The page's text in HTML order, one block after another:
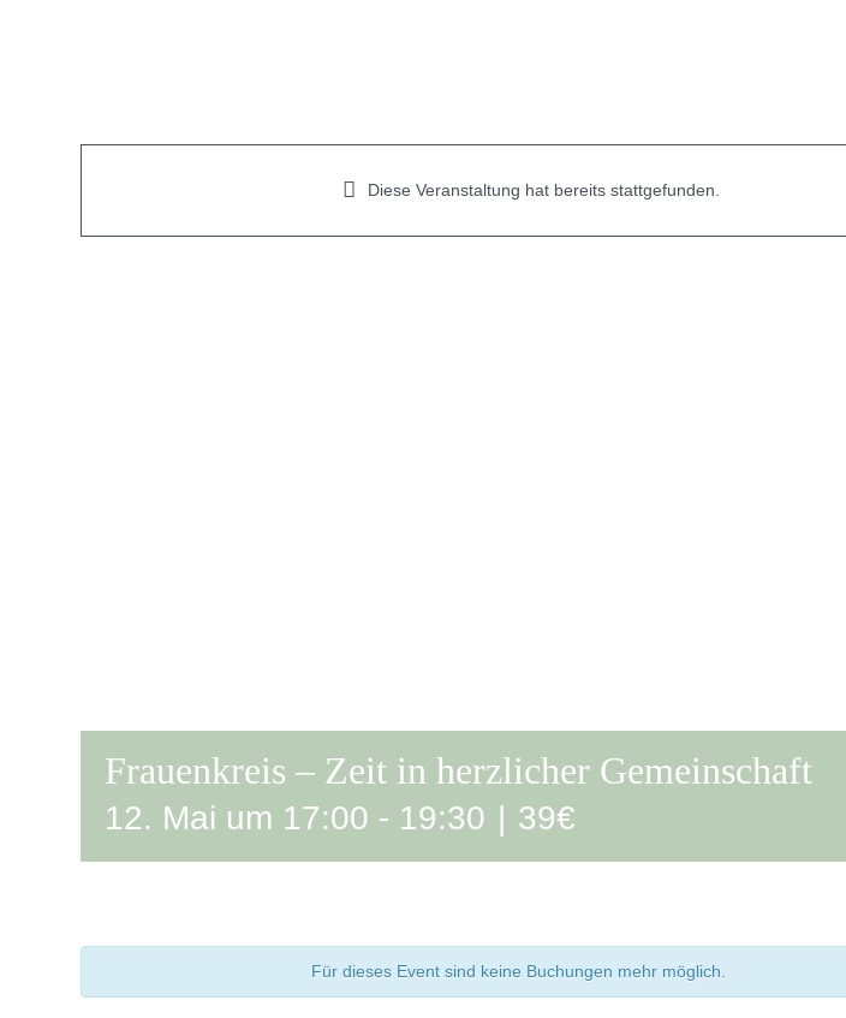
Diese Veranstaltung hat bereits stattgefunden.
Frauenkreis – Zeit in herzlicher Gemeinschaft
12. Mai um 17:00 - 19:30 | 39€
Für dieses Event sind keine Buchungen mehr möglich.